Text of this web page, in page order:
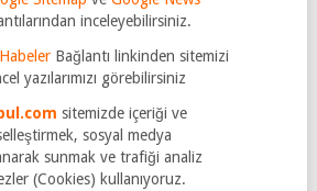
inceleyebilirsiniz.
Bağlantı linkinden sitemizi
yazılarımızı görebilirsiniz
sitemizde içeriği ve
sosyal medya
sunmak ve trafiği analiz
(Cookies) kullanıyoruz.